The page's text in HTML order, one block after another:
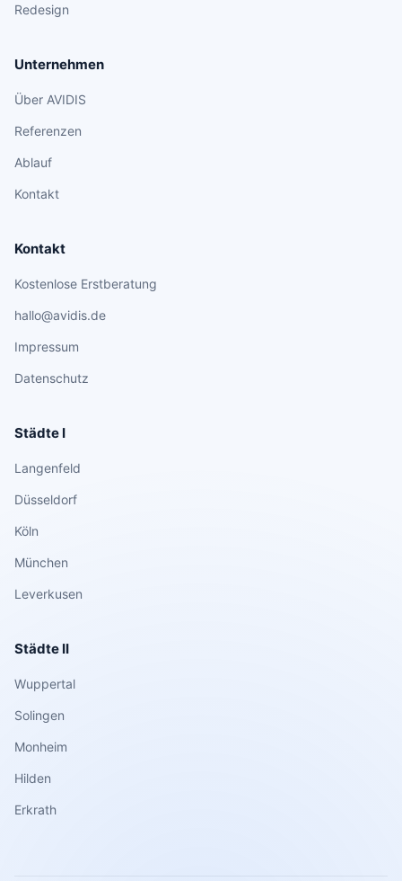
Redesign
Unternehmen
Über AVIDIS
Referenzen
Ablauf
Kontakt
Kontakt
Kostenlose Erstberatung
hallo@avidis.de
Impressum
Datenschutz
Städte I
Langenfeld
Düsseldorf
Köln
München
Leverkusen
Städte II
Wuppertal
Solingen
Monheim
Hilden
Erkrath